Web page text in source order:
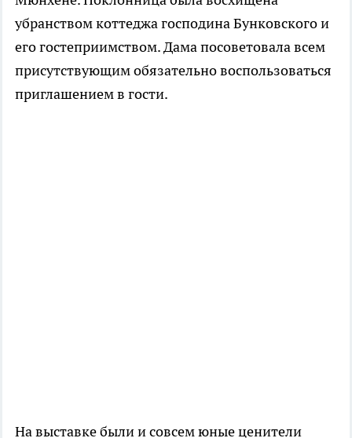
убранством коттеджа господина Бунковского и
его гостеприимством. Дама посоветовала всем
присутствующим обязательно воспользоваться
приглашением в гости.
На выставке были и совсем юные ценители